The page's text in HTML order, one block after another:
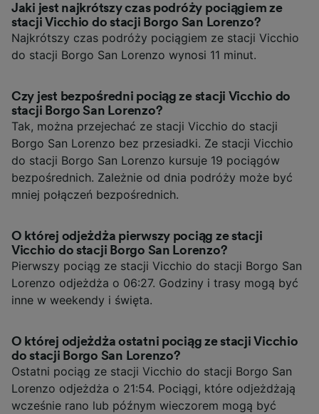
Jaki jest najkrótszy czas podróży pociągiem ze
stacji Vicchio do stacji Borgo San Lorenzo?
Najkrótszy czas podróży pociągiem ze stacji Vicchio
do stacji Borgo San Lorenzo wynosi 11 minut.
Czy jest bezpośredni pociąg ze stacji Vicchio do
stacji Borgo San Lorenzo?
Tak, można przejechać ze stacji Vicchio do stacji
Borgo San Lorenzo bez przesiadki. Ze stacji Vicchio
do stacji Borgo San Lorenzo kursuje 19 pociągów
bezpośrednich. Zależnie od dnia podróży może być
mniej połączeń bezpośrednich.
O której odjeżdża pierwszy pociąg ze stacji
Vicchio do stacji Borgo San Lorenzo?
Pierwszy pociąg ze stacji Vicchio do stacji Borgo San
Lorenzo odjeżdża o 06:27. Godziny i trasy mogą być
inne w weekendy i święta.
O której odjeżdża ostatni pociąg ze stacji Vicchio
do stacji Borgo San Lorenzo?
Ostatni pociąg ze stacji Vicchio do stacji Borgo San
Lorenzo odjeżdża o 21:54. Pociągi, które odjeżdżają
wcześnie rano lub późnym wieczorem mogą być